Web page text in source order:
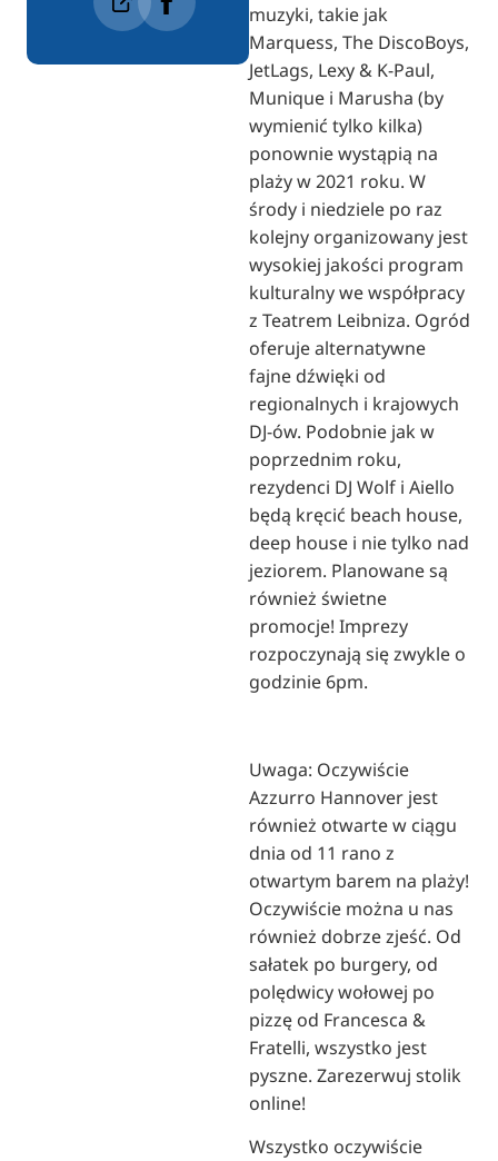
muzyki, takie jak
Marquess, The DiscoBoys,
JetLags, Lexy & K-Paul,
Munique i Marusha (by
wymienić tylko kilka)
ponownie wystąpią na
plaży w 2021 roku. W
środy i niedziele po raz
kolejny organizowany jest
wysokiej jakości program
kulturalny we współpracy
z Teatrem Leibniza. Ogród
oferuje alternatywne
fajne dźwięki od
regionalnych i krajowych
DJ-ów. Podobnie jak w
poprzednim roku,
rezydenci DJ Wolf i Aiello
będą kręcić beach house,
deep house i nie tylko nad
jeziorem. Planowane są
również świetne
promocje! Imprezy
rozpoczynają się zwykle o
godzinie 6pm.
Uwaga: Oczywiście
Azzurro Hannover jest
również otwarte w ciągu
dnia od 11 rano z
otwartym barem na plaży!
Oczywiście można u nas
również dobrze zjeść. Od
sałatek po burgery, od
polędwicy wołowej po
pizzę od Francesca &
Fratelli, wszystko jest
pyszne. Zarezerwuj stolik
online!
Wszystko oczywiście